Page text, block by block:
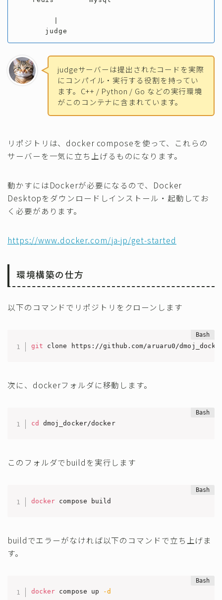
      judge
judgeサーバーは提出されたコードを実際
にコンパイル・実行する役割を持ってい
ます。C++ / Python / Go などの実行環境
がこのコンテナに含まれています。
リポジトリは、docker composeを使って、これらの
サーバーを一気に立ち上げるものになります。
動かすにはDockerが必要になるので、Docker
Desktopをダウンロードしインストール・起動してお
く必要があります。
https://www.docker.com/ja-jp/get-started
環境構築の仕方
以下のコマンドでリポジトリをクローンします
git clone https://github.com/aruaru0/
次に、dockerフォルダに移動します。
cd dmoj_docker/docker
このフォルダでbuildを実行します
docker compose build
buildでエラーがなければ以下のコマンドで立ち上げま
す。
docker compose up -d